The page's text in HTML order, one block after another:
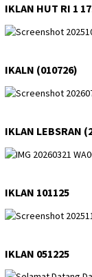
IKLAN HUT RI 1
IKALN (010726)
IKLAN LEBSRAN
IKLAN 101125
IKLAN 051225